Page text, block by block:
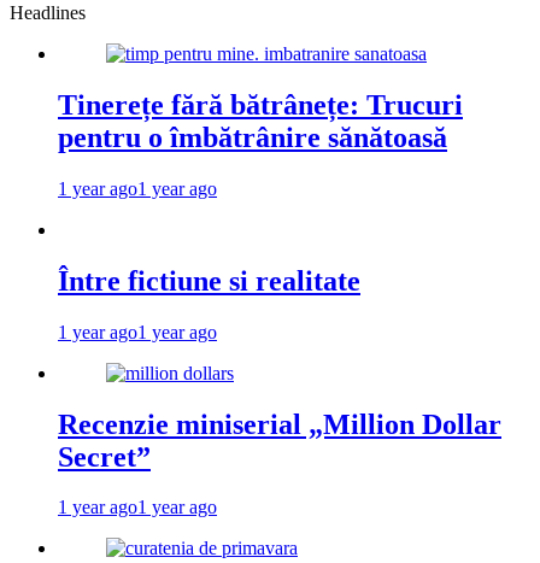
Headlines
Tinerețe fără bătrânețe: Trucuri
pentru o îmbătrânire sănătoasă
1 year ago1 year ago
Între fictiune si realitate
1 year ago1 year ago
Recenzie miniserial „Million Dollar
Secret”
1 year ago1 year ago